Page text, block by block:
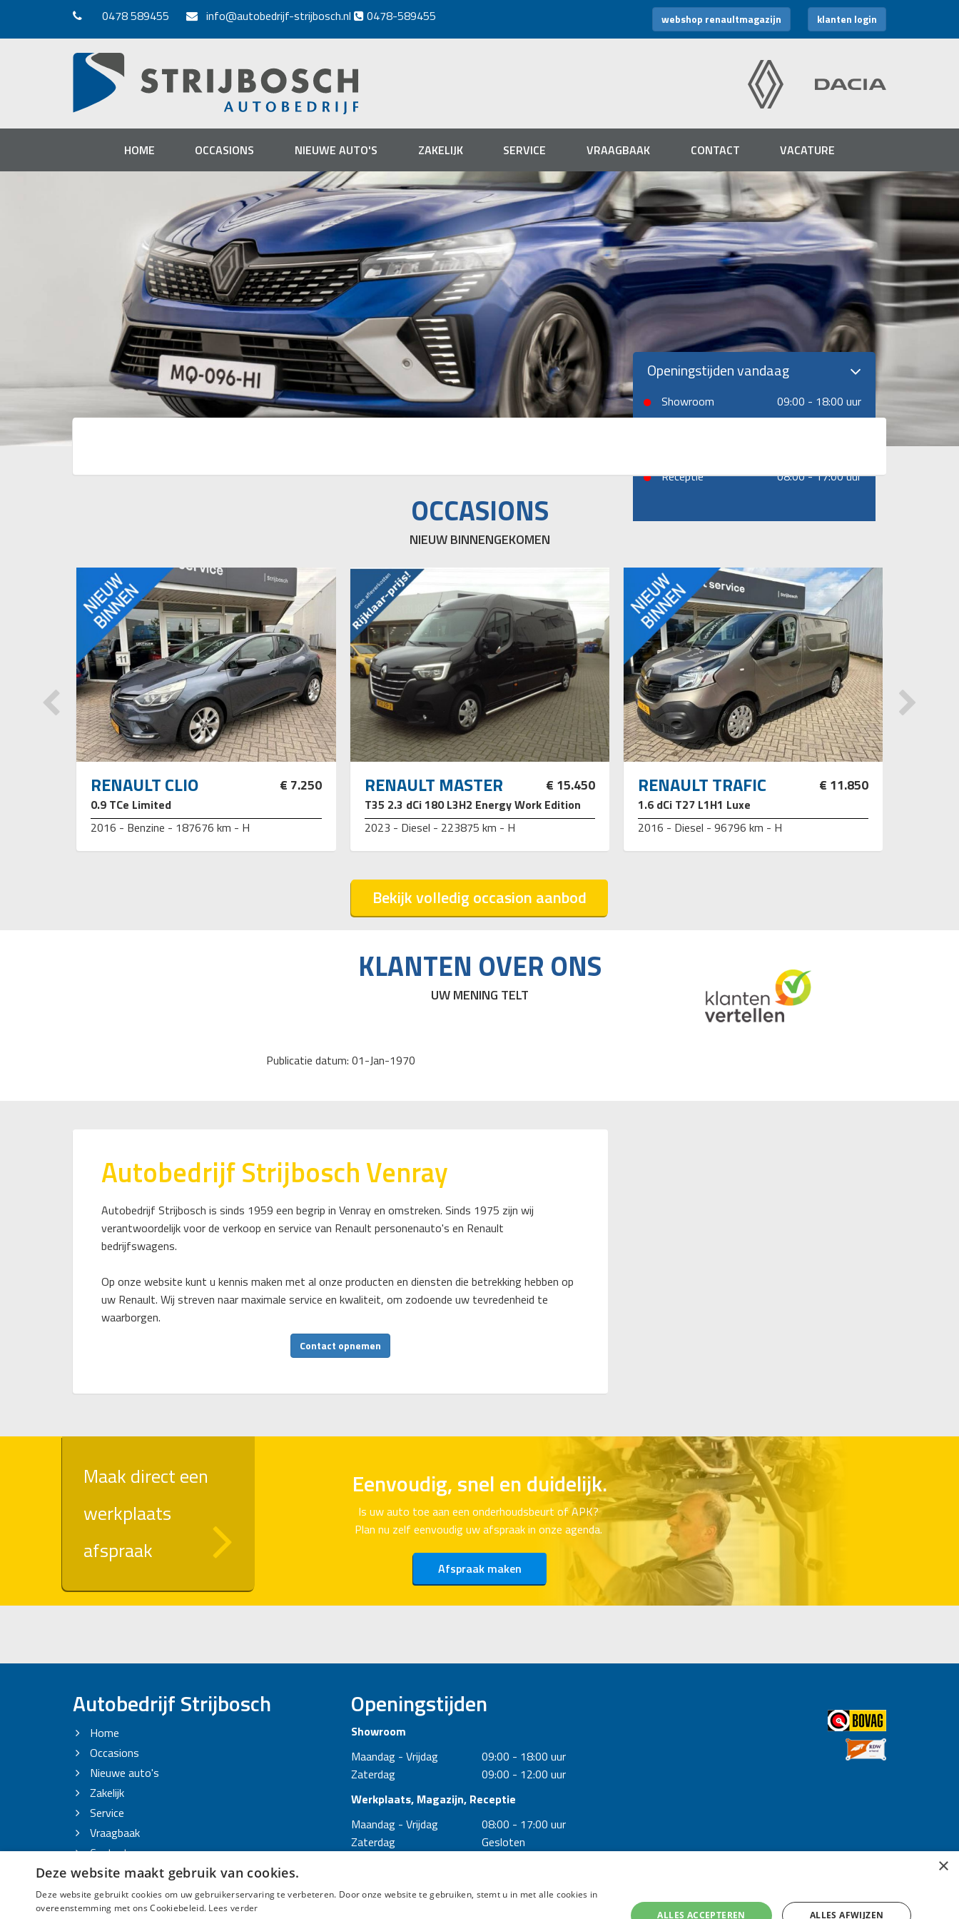
0478 589455 info@autobedrijf-strijbosch.nl  0478-589455 webshop renaultmagazijn klanten login
HOME OCCASIONS NIEUWE AUTO'S ZAKELIJK SERVICE VRAAGBAAK CONTACT VACATURE
Openingstijden vandaag
Showroom
09:00 - 18:00 uur
Receptie
08:00 - 17:00 uur
OCCASIONS
NIEUW BINNENGEKOMEN
RENAULT CLIO € 7.250
0.9 TCe Limited
2016 - Benzine - 187676 km - H
RENAULT MASTER € 15.450
T35 2.3 dCi 180 L3H2 Energy Work Edition
2023 - Diesel - 223875 km - H
RENAULT TRAFIC € 11.850
1.6 dCi T27 L1H1 Luxe
2016 - Diesel - 96796 km - H
Bekijk volledig occasion aanbod
KLANTEN OVER ONS
UW MENING TELT
Publicatie datum: 01-Jan-1970
Autobedrijf Strijbosch Venray
Autobedrijf Strijbosch is sinds 1959 een begrip in Venray en omstreken. Sinds 1975 zijn wij
verantwoordelijk voor de verkoop en service van Renault personenauto's en Renault
bedrijfswagens.
Op onze website kunt u kennis maken met al onze producten en diensten die betrekking hebben op
uw Renault. Wij streven naar maximale service en kwaliteit, om zodoende uw tevredenheid te
waarborgen.
Contact opnemen
Maak direct een
werkplaats
afspraak
Eenvoudig, snel en duidelijk.
Is uw auto toe aan een onderhoudsbeurt of APK?
Plan nu zelf eenvoudig uw afspraak in onze agenda.
Afspraak maken
Autobedrijf Strijbosch
Home
Occasions
Nieuwe auto's
Zakelijk
Service
Vraagbaak
Contact
Vacature
Openingstijden
Showroom
Maandag - Vrijdag
09:00 - 18:00 uur
Zaterdag
09:00 - 12:00 uur
Werkplaats, Magazijn, Receptie
Maandag - Vrijdag
08:00 - 17:00 uur
Zaterdag
Gesloten
×
Deze website maakt gebruik van cookies.
Deze website gebruikt cookies om uw gebruikerservaring te verbeteren. Door onze website te gebruiken, stemt u in met alle cookies in
overeenstemming met ons Cookiebeleid. Lees verder
ALLES ACCEPTEREN ALLES AFWIJZEN